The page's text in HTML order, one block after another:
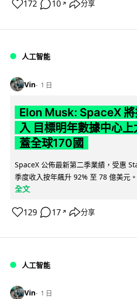
172 10 ↗ 分享
人工智能
Vin 1 日
Elon Musk: SpaceX
入 目標明年數據中心
蓋全球170國
SpaceX 公佈最新第二季業績，受惠
季度收入按年飆升 92% 至 78 億美元
全文
129 17 ↗ 分享
人工智能
Vin 1 日